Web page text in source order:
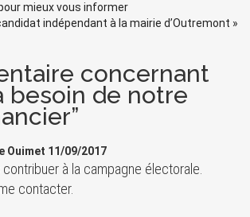
mieux vous informer
indépendant à la mairie d’Outremont »
concernant
besoin de notre
Ouimet 11/09/2017
contribuer à la campagne électorale.
contacter.